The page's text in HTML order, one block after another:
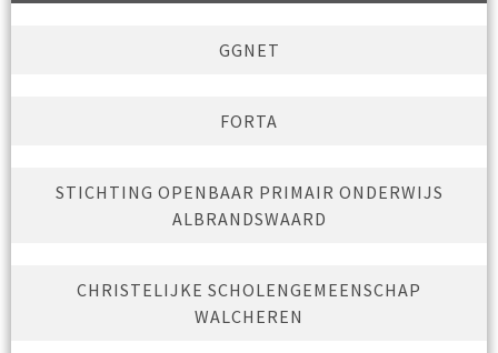
GGNET
FORTA
STICHTING OPENBAAR PRIMAIR ONDERWIJS
ALBRANDSWAARD
CHRISTELIJKE SCHOLENGEMEENSCHAP
WALCHEREN